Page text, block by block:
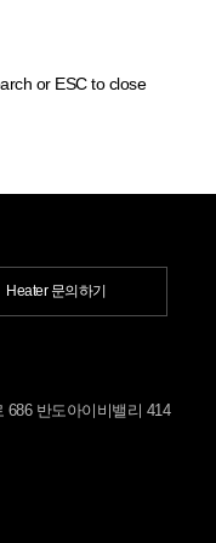
or ESC to close
Heater 문의하기
686 반도아이비밸리 414